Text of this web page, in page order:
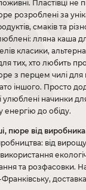
Пластівці не
розроблені за
смаків та
лляна каша
класики,
для тих, хто любить
з перцем чилі для
іншого. Просто
улюблені начинки
енергію до обіду.
пюре від виробника
від
та розфасовки.
доставка